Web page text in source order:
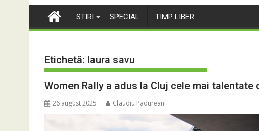
STIRI SPECIAL TIMP LIBER
Etichetă: laura savu
Women Rally a adus la Cluj cele mai talentate
26 august 2025 Claudiu Padurean